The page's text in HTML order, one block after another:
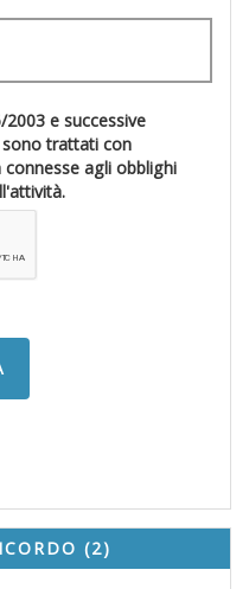
e successive
trattati con
(2)